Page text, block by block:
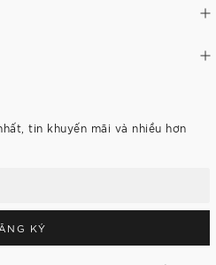
tin khuyến mãi và nhiều hơn
KÝ